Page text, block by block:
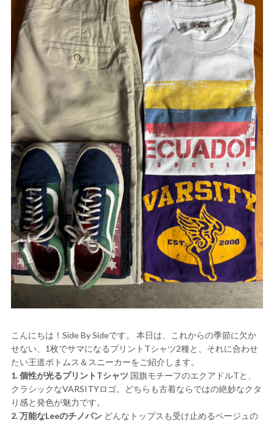
こんにちは！Side By Sideです。 本日は、これからの季節に欠か
せない、1枚でサマになるプリントTシャツ2種と、それに合わせ
たい王道ボトムス＆スニーカーをご紹介します。
1. 個性が光るプリントTシャツ 国旗モチーフのエクアドルTと、
クラシックなVARSITYロゴ。どちらも古着ならではの絶妙なクタ
り感と発色が魅力です。
2. 万能なLeeのチノパンどんなトップスも受け止めるベージュの